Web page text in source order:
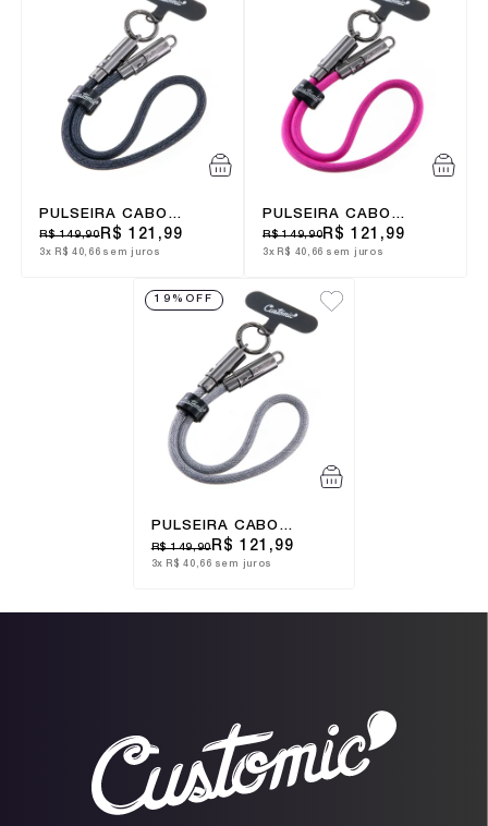
PULSEIRA CABO
CUSTOMIC TIPO-C
AZUL
R$ 149,90R$ 121,99
3x R$ 40,66 sem juros
PULSEIRA CABO
CUSTOMIC TIPO-C
ROSA
R$ 149,90R$ 121,99
3x R$ 40,66 sem juros
19%OFF
PULSEIRA CABO
CUSTOMIC TIPO-C
CINZA
R$ 149,90R$ 121,99
3x R$ 40,66 sem juros